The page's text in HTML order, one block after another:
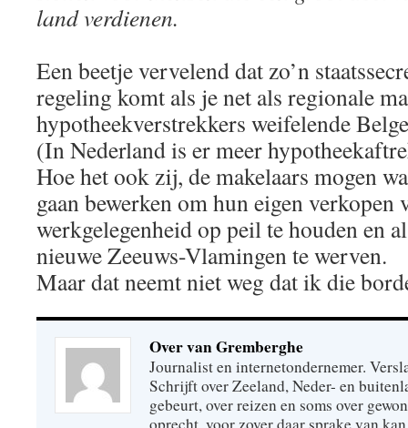
land verdienen.
Een beetje vervelend dat zo’n
regeling komt als je net als regionale
hypotheekverstrekkers weifelende
(In Nederland is er meer
Hoe het ook zij, de makelaars mogen
gaan bewerken om hun eigen verkopen
werkgelegenheid op peil te houden en
nieuwe Zeeuws-Vlamingen te werven.
Maar dat neemt niet weg dat ik die
Over van Gremberghe
Journalist en internetondernemer.
Schrijft over Zeeland, Neder- en
gebeurt, over reizen en soms over